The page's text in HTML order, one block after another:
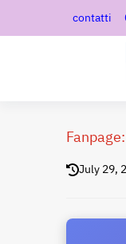
contatti
July 29,